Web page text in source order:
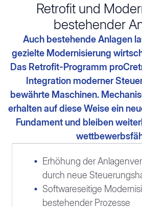
Retrofit und
bestehender
Auch bestehende Anlagen
gezielte Modernisierung
Das Retrofit-Programm
Integration moderner
bewährte Maschinen.
erhalten auf diese Weise ein
Fundament und bleiben
Erhöhung der
durch neue
Softwareseitige
bestehender Prozesse